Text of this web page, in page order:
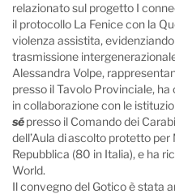
relazionato sul progetto I
il protocollo La Fenice con la
violenza assistita,
trasmissione
Alessandra Volpe,
presso il Tavolo Provinciale,
in collaborazione con le
sépresso il Comando dei
dell’Aula di ascolto protetto
Repubblica (80 in Italia), e ha
World.
Il convegno del Gotico è stata